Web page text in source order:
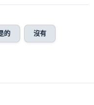
的 沒有